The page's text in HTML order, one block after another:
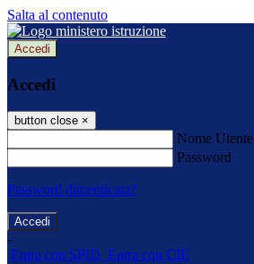
Salta al contenuto
Accedi
Accedi
button close ×
Nome Utente
Password
Password dimenticata?
-
Entra con SPID Entra con CIE